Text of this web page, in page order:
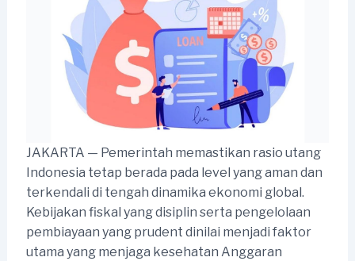
JAKARTA — Pemerintah memastikan rasio utang
Indonesia tetap berada pada level yang aman dan
terkendali di tengah dinamika ekonomi global.
Kebijakan fiskal yang disiplin serta pengelolaan
pembiayaan yang prudent dinilai menjadi faktor
utama yang menjaga kesehatan Anggaran